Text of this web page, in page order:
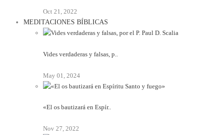
Oct 21, 2022
MEDITACIONES BÍBLICAS
Vides verdaderas y falsas, p..
May 01, 2024
«El os bautizará en Espír..
Nov 27, 2022